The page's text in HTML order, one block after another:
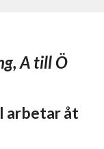
A till Ö
arbetar åt